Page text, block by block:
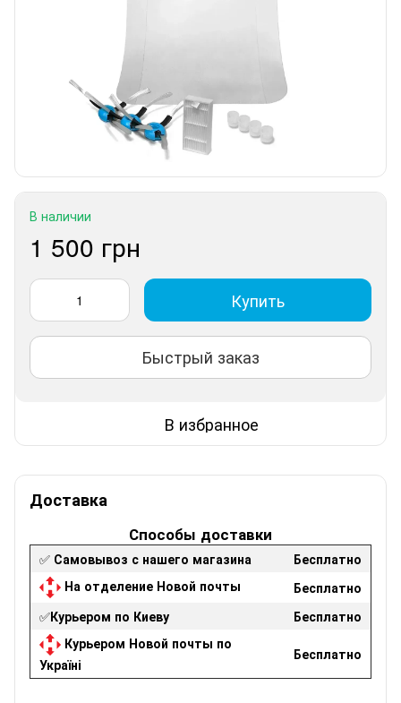
В наличии
1 500 грн
Купить
Быстрый заказ
В избранное
Доставка
Способы доставки
✅ Самовывоз с нашего магазина
Бесплатно
На отделение Новой почты
Бесплатно
✅Курьером по Киеву
Бесплатно
Курьером Новой почты по
Україні
Бесплатно